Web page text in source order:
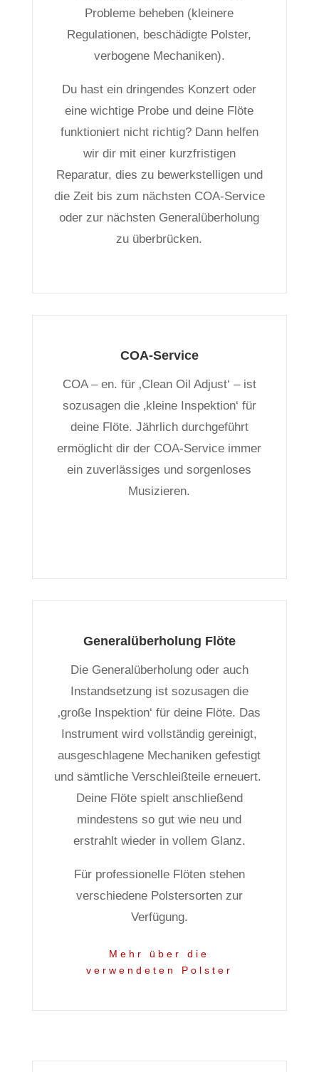
Probleme beheben (kleinere
Regulationen, beschädigte Polster,
verbogene Mechaniken).
Du hast ein dringendes Konzert oder
eine wichtige Probe und deine Flöte
funktioniert nicht richtig? Dann helfen
wir dir mit einer kurzfristigen
Reparatur, dies zu bewerkstelligen und
die Zeit bis zum nächsten COA-Service
oder zur nächsten Generalüberholung
zu überbrücken.
COA-Service
COA – en. für ‚Clean Oil Adjust‘ – ist
sozusagen die ‚kleine Inspektion‘ für
deine Flöte. Jährlich durchgeführt
ermöglicht dir der COA-Service immer
ein zuverlässiges und sorgenloses
Musizieren.
Generalüberholung Flöte
Die Generalüberholung oder auch
Instandsetzung ist sozusagen die
‚große Inspektion‘ für deine Flöte. Das
Instrument wird vollständig gereinigt,
ausgeschlagene Mechaniken gefestigt
und sämtliche Verschleißteile erneuert.
Deine Flöte spielt anschließend
mindestens so gut wie neu und
erstrahlt wieder in vollem Glanz.
Für professionelle Flöten stehen
verschiedene Polstersorten zur
Verfügung.
Mehr über die
verwendeten Polster